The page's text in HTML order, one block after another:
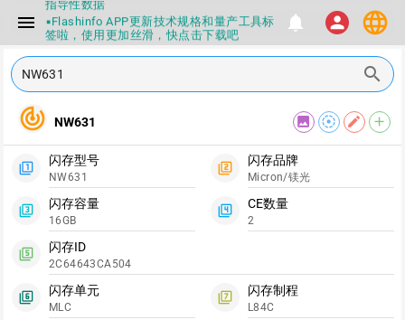
menu
指导性数据
▪Flashinfo APP更新技术规格和量产工具标
签啦，使用更加丝滑，快点击下载吧
▪Flashinfo提供的所有数据仅供参考，DIY
本来就有不确定性，任何第三方工具提供的
一定可信的，因为数据都可以改，一定要有
▪如果发现数据有错误，或者存在误导，欢
迎积极反馈，Flashinfo尽量维护最正确的
指导性数据
▪Flashinfo APP更新技术规格和量产工具标
签啦，使用更加丝滑，快点击下载吧
notifications person language
search
track_changes NW631 image filter_tilt_shift edit add
filter_1
闪存型号
NW631
filter_2
闪存品牌
Micron/镁光
filter_3
闪存容量
16GB
filter_4
CE数量
2
filter_5
闪存ID
2C64643CA504
filter_6
闪存单元
MLC
filter_7
闪存制程
L84C